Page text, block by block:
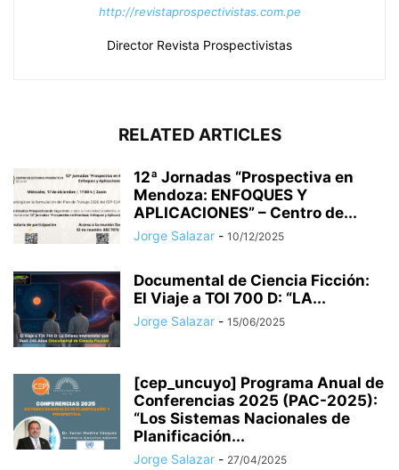
http://revistaprospectivistas.com.pe
Director Revista Prospectivistas
RELATED ARTICLES
12ª Jornadas “Prospectiva en
Mendoza: ENFOQUES Y
APLICACIONES” – Centro de...
Jorge Salazar - 10/12/2025
Documental de Ciencia Ficción:
El Viaje a TOI 700 D: “LA...
Jorge Salazar - 15/06/2025
[cep_uncuyo] Programa Anual de
Conferencias 2025 (PAC-2025):
“Los Sistemas Nacionales de
Planificación...
Jorge Salazar - 27/04/2025